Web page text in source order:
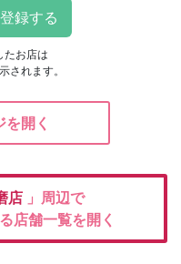
たお店は
されます。
開く
店 」周辺で
店舗一覧を開く